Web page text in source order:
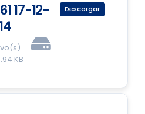
17-12-
14
KB
Descargar